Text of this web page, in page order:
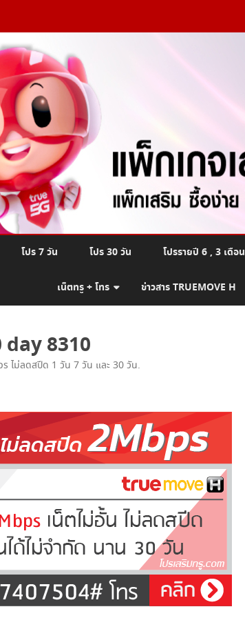
Skip
โปร 7 วัน โปร 30 วัน โปรรายปี 6 , 3 เดือน
เน็ตทรู + โทร
เน็ตทรู+โทรทุกค่าย
โทรฟรีทรู+เน็ตทรู แพ็คเกจคูณสาม
โปรเน็ตทรู+โทร 3G SMART
โปรเน็ตทรู+โทร ISMART
โปรเน็ตทรู+โทร SMART COMBO
ข่าวสาร TRUEMOVE H
8310
ไม่ลดสปีด 1 วัน 7 วัน และ 30 วัน.